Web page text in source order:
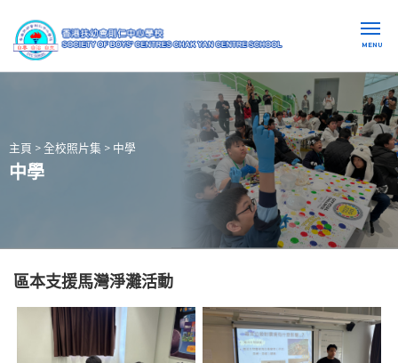
MENU
主頁 > 全校照片集 > 中學
中學
區本支援馬灣淨灘活動